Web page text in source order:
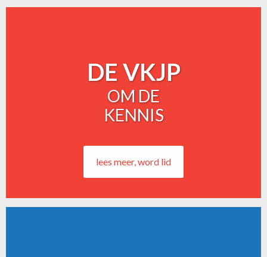
DE VKJP
OM DE
KENNIS
lees meer, word lid